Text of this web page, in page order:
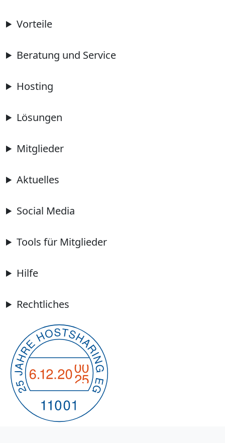
Vorteile
Beratung und Service
Hosting
Lösungen
Mitglieder
Aktuelles
Social Media
Tools für Mitglieder
Hilfe
Rechtliches